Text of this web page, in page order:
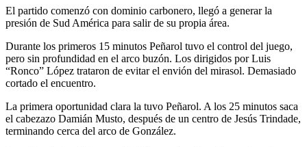
El partido comenzó con dominio carbonero, llegó a generar la
presión de Sud América para salir de su propia área.
Durante los primeros 15 minutos Peñarol tuvo el control del juego,
pero sin profundidad en el arco buzón. Los dirigidos por Luis
“Ronco” López trataron de evitar el envión del mirasol. Demasiado
cortado el encuentro.
La primera oportunidad clara la tuvo Peñarol. A los 25 minutos saca
el cabezazo Damián Musto, después de un centro de Jesús Trindade,
terminando cerca del arco de González.